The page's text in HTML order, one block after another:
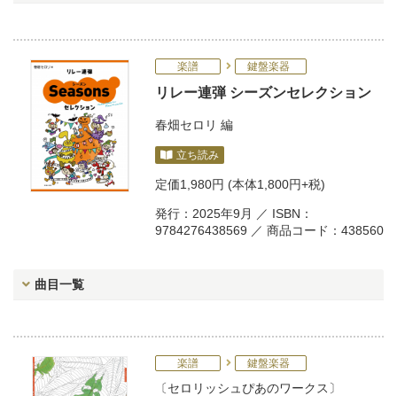
楽譜 鍵盤楽器
リレー連弾 シーズンセレクション
春畑セロリ 編
立ち読み
定価1,980円 (本体1,800円+税)
発行：2025年9月 ／ ISBN：
9784276438569 ／ 商品コード：438560
曲目一覧
楽譜 鍵盤楽器
セロリッシュぴあのワークス